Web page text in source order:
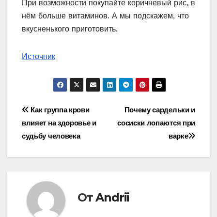
При возможности покупайте коричневый рис, в
нём больше витаминов. А мы подскажем, что
вкусненького приготовить.
Источник
Навигация
по
записям
Почему сардельки и
сосиски лопаются при
варке
Как группа крови
влияет на здоровье и
судьбу человека
ОтAndrii